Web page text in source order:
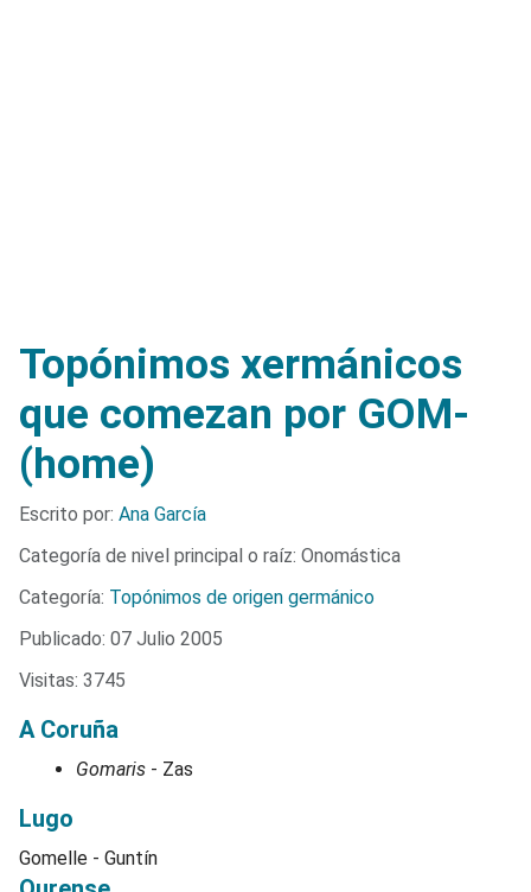
Topónimos xermánicos
que comezan por GOM-
(home)
Detalles
Escrito por: Ana García
Categoría de nivel principal o raíz: Onomástica
Categoría: Topónimos de origen germánico
Publicado: 07 Julio 2005
Visitas: 3745
A Coruña
Gomaris - Zas
Lugo
Gomelle - Guntín